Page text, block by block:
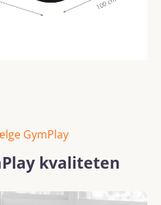
GymPlay
kvaliteten